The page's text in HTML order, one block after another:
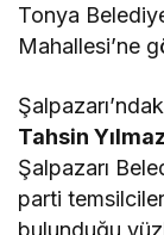
Tonya
Mahallesi’ne
Tahsin Yılmaz
Şalpazarı
parti
bulunduğu